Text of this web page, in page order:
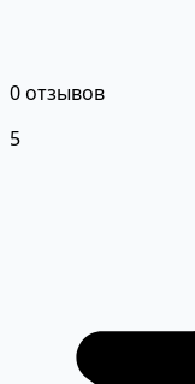
0 отзывов
5